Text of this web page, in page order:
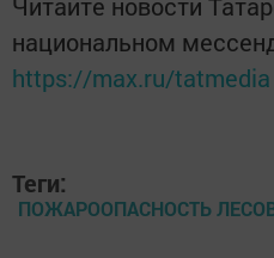
Читайте новости
национальном
https://max.ru/tatmedia
Теги:
ПОЖАРООПАСНОСТЬ